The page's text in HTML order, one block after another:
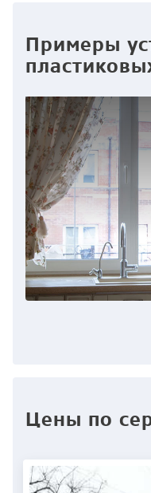
Примеры
Цены по